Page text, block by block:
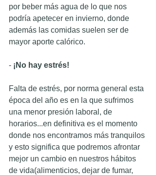
por beber más agua de lo que nos
podría apetecer en invierno, donde
además las comidas suelen ser de
mayor aporte calórico.
- ¡No hay estrés!
Falta de estrés, por norma general esta
época del año es en la que sufrimos
una menor presión laboral, de
horarios...en definitiva es el momento
donde nos encontramos más tranquilos
y esto significa que podremos afrontar
mejor un cambio en nuestros hábitos
de vida(alimenticios, dejar de fumar,